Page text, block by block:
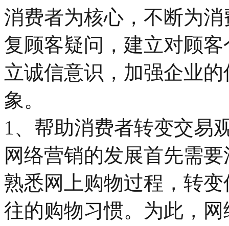
消费者为核心，不断为
复顾客疑问，建立对顾
立诚信意识，加强企业
象。
1、帮助消费者转变交易
网络营销的发展首先需
熟悉网上购物过程，转
往的购物习惯。为此，